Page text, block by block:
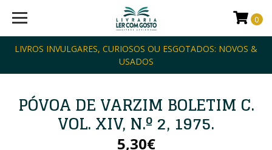
LIVROS INVULGARES, CURIOSOS OU ESGOTADOS: NOVOS &
USADOS
0
PÓVOA DE VARZIM BOLETIM C.
VOL. XIV, N.º 2, 1975.
5,30€